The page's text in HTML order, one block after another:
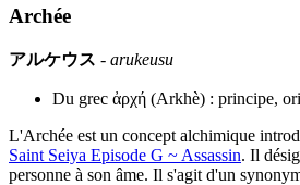
Archée
アルケウス - arukeusu
Du grec ἀρχή (Arkhè) : principe,
L'Archée est un concept alchimique
Saint Seiya Episode G ~ Assassin. Il
personne à son âme. Il s'agit d'un